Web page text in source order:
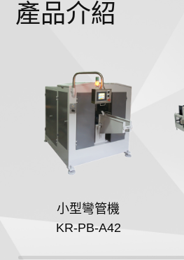
產品介紹
小型彎管機
KR-PB-A42